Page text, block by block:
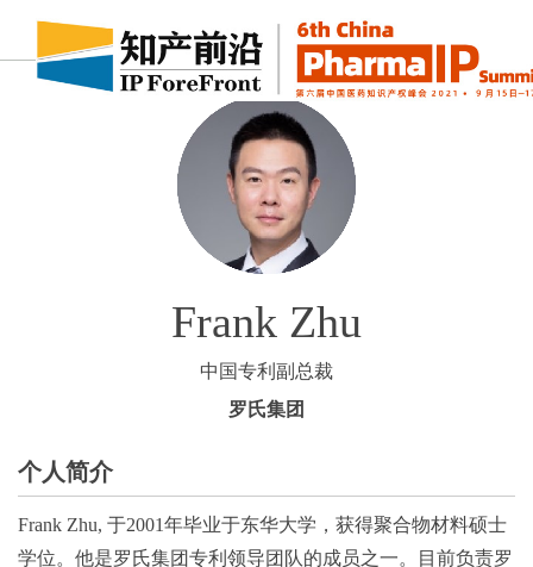
Frank Zhu
中国专利副总裁
罗氏集团
个人简介
Frank Zhu, 于2001年毕业于东华大学，获得聚合物材料硕士
学位。他是罗氏集团专利领导团队的成员之一。目前负责罗